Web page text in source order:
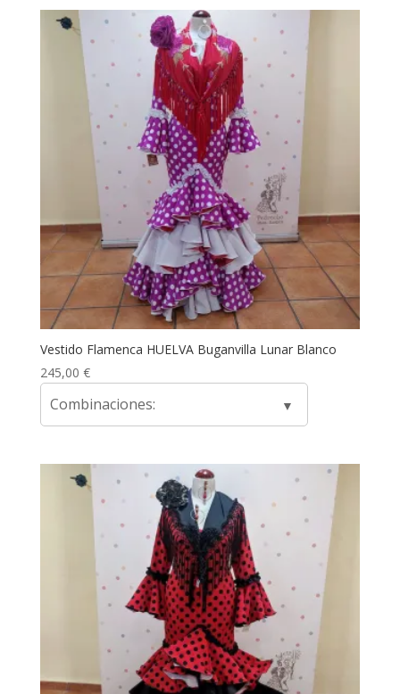
Vestido Flamenca HUELVA Buganvilla Lunar Blanco
245,00 €
Combinaciones: